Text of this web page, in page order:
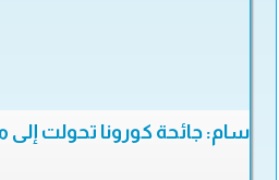
سام: جائحة كورونا تحولت إلى